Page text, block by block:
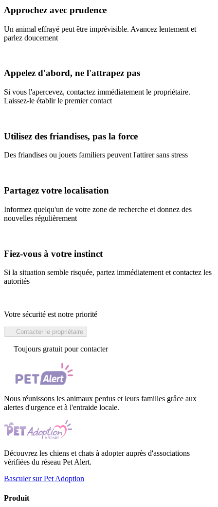
Approchez avec prudence
Un animal effrayé peut être imprévisible. Avancez lentement et
parlez doucement
Appelez d'abord, ne l'attrapez pas
Si vous l'apercevez, contactez immédiatement le propriétaire.
Laissez-le établir le premier contact
Utilisez des friandises, pas la force
Des friandises ou jouets familiers peuvent l'attirer sans stress
Partagez votre localisation
Informez quelqu'un de votre zone de recherche et donnez des
nouvelles régulièrement
Fiez-vous à votre instinct
Si la situation semble risquée, partez immédiatement et contactez les
autorités
Votre sécurité est notre priorité
Contacter le propriétaire
Toujours gratuit pour contacter
Nous réunissons les animaux perdus et leurs familles grâce aux
alertes d'urgence et à l'entraide locale.
Découvrez les chiens et chats à adopter auprès d'associations
vérifiées du réseau Pet Alert.
Basculer sur Pet Adoption
Produit